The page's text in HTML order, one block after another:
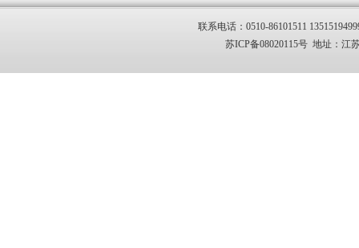
联系电话：0510-86101511
苏ICP备08020115号 地址：